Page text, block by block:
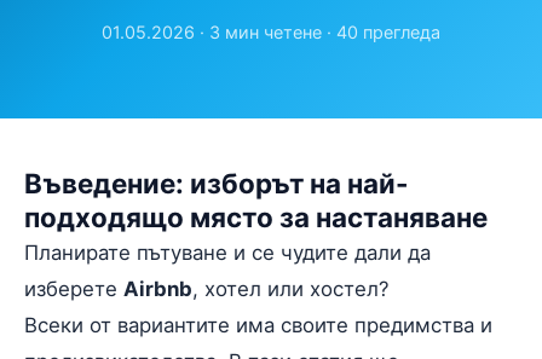
01.05.2026 · 3 мин четене · 40 прегледа
Въведение: изборът на най-
подходящо място за настаняване
Планирате пътуване и се чудите дали да
изберете Airbnb, хотел или хостел?
Всеки от вариантите има своите предимства и